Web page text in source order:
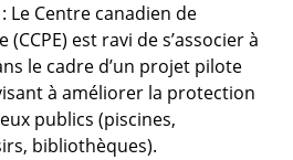
Le Centre canadien de
est ravi de s’associer à
le cadre d’un projet pilote
à améliorer la protection
publics (piscines,
bibliothèques).